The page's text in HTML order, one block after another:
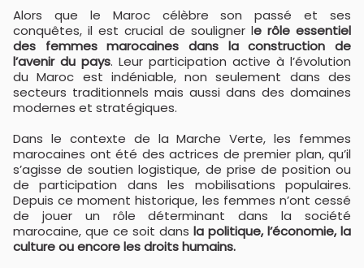
Alors que le Maroc célèbre son passé et ses
conquêtes, il est crucial de souligner le rôle essentiel
des femmes marocaines dans la construction de
l’avenir du pays. Leur participation active à l’évolution
du Maroc est indéniable, non seulement dans des
secteurs traditionnels mais aussi dans des domaines
modernes et stratégiques.
Dans le contexte de la Marche Verte, les femmes
marocaines ont été des actrices de premier plan, qu’il
s’agisse de soutien logistique, de prise de position ou
de participation dans les mobilisations populaires.
Depuis ce moment historique, les femmes n’ont cessé
de jouer un rôle déterminant dans la société
marocaine, que ce soit dans la politique, l’économie, la
culture ou encore les droits humains.